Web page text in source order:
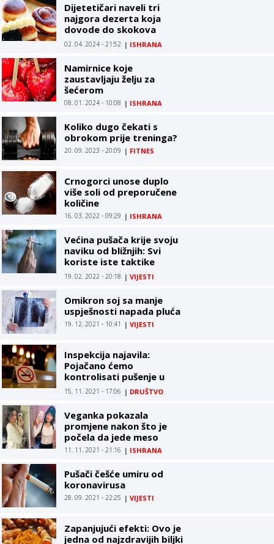
Dijetetičari naveli tri
najgora dezerta koja
dovode do skokova
šećera u krvi
02. 04. 2024 - 21:52 | ISHRANA
Namirnice koje
zaustavljaju želju za
šećerom
08. 01. 2024 - 10:08 | ISHRANA
Koliko dugo čekati s
obrokom prije treninga?
20. 09. 2023 - 20:09 | FITNES
Crnogorci unose duplo
više soli od preporučene
količine
16. 03. 2022 - 09:29 | ISHRANA
Većina pušača krije svoju
naviku od bližnjih: Svi
koriste iste taktike
pokazala istraživanja
19. 02. 2022 - 20:18 | VIJESTI
Omikron soj sa manje
uspješnosti napada pluća
19. 12. 2021 - 10:41 | VIJESTI
Inspekcija najavila:
Pojačano ćemo
kontrolisati pušenje u
lokalima na SJEVERU
15. 11. 2021 - 17:06 | DRUŠTVO
Veganka pokazala
promjene nakon što je
počela da jede meso
11. 11. 2021 - 21:16 | ISHRANA
Pušači češće umiru od
koronavirusa
28. 09. 2021 - 22:25 | VIJESTI
Zapanjujući efekti: Ovo je
jedna od najzdravijih biljki